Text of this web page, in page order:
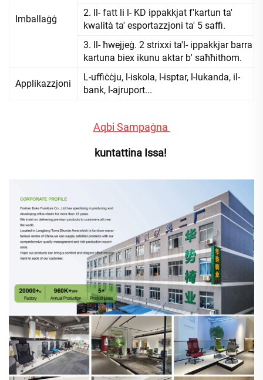
Imballaġġ
2. Il- fatt li l- KD ippakkjat f'kartun ta'
kwalità ta' esportazzjoni ta' 5 saffi.
3. Il- ħwejjeġ. 2 strixxi ta'l- ippakkjar barra l-
kartuna biex ikunu aktar b' saħħithom.
Applikazzjoni
L-uffiċċju, l-iskola, l-isptar, l-lukanda, il-
bank, l-ajruport...
Aqbi Sampaġna
kuntattina Issa!